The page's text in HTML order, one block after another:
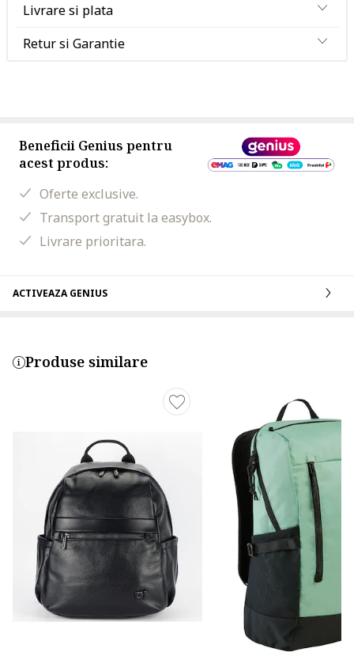
Livrare si plata
Retur si Garantie
Beneficii Genius pentru
acest produs:
Oferte exclusive.
Transport gratuit la easybox.
Livrare prioritara.
ACTIVEAZA GENIUS
Produse similare